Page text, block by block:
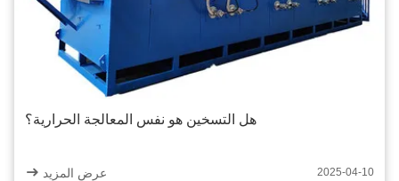
هل التسخين هو نفس المعالجة الحرارية؟
2025-04-10 عرض المزيد